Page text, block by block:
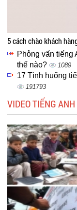
5 cách chào khách
Phỏng vấn tiếng
thế nào?
1089
17 Tình huống
191793
VIDEO TIẾNG ANH